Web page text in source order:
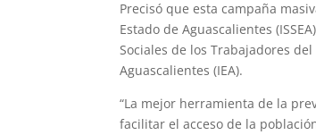
Precisó que esta campaña
Estado de Aguascalientes
Sociales de los Trabajadores
Aguascalientes (IEA).
“La mejor herramienta de la
facilitar el acceso de la